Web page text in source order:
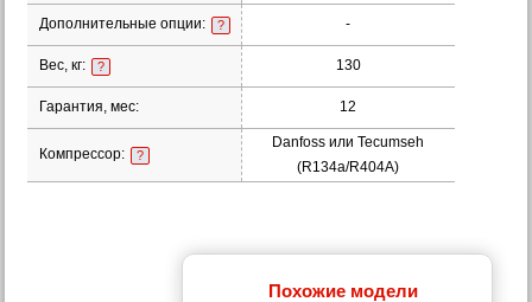
Дополнительные опции: ? -
Вес, кг: ? 130
Гарантия, мес: 12
Компрессор: ?
Danfoss или Tecumseh
(R134a/R404A)
Похожие модели